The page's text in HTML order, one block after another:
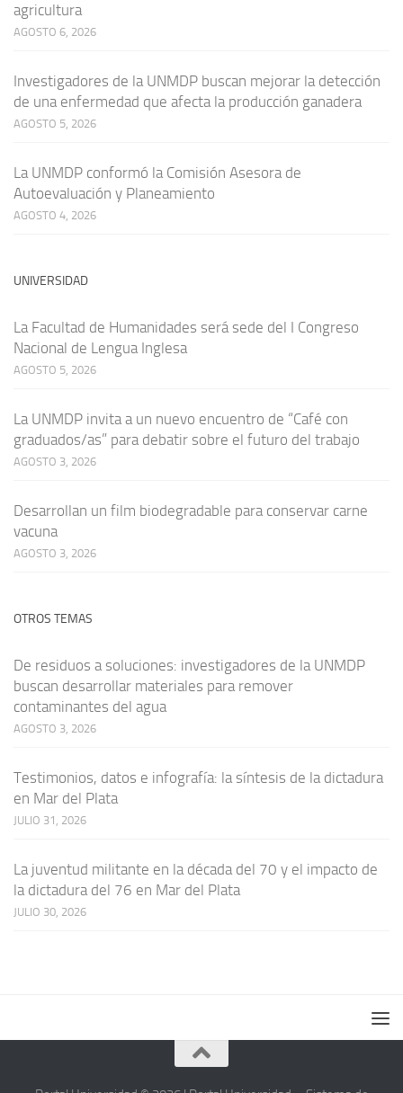
agricultura
AGOSTO 6, 2026
Investigadores de la UNMDP buscan mejorar la detección
de una enfermedad que afecta la producción ganadera
AGOSTO 5, 2026
La UNMDP conformó la Comisión Asesora de
Autoevaluación y Planeamiento
AGOSTO 4, 2026
UNIVERSIDAD
La Facultad de Humanidades será sede del I Congreso
Nacional de Lengua Inglesa
AGOSTO 5, 2026
La UNMDP invita a un nuevo encuentro de “Café con
graduados/as” para debatir sobre el futuro del trabajo
AGOSTO 3, 2026
Desarrollan un film biodegradable para conservar carne
vacuna
AGOSTO 3, 2026
OTROS TEMAS
De residuos a soluciones: investigadores de la UNMDP
buscan desarrollar materiales para remover
contaminantes del agua
AGOSTO 3, 2026
Testimonios, datos e infografía: la síntesis de la dictadura
en Mar del Plata
JULIO 31, 2026
La juventud militante en la década del 70 y el impacto de
la dictadura del 76 en Mar del Plata
JULIO 30, 2026